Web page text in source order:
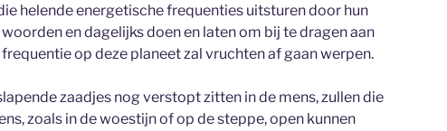
helende energetische frequenties uitsturen door hun
en dagelijks doen en laten om bij te dragen aan
op deze planeet zal vruchten af gaan werpen.
zaadjes nog verstopt zitten in de mens, zullen die
zoals in de woestijn of op de steppe, open kunnen